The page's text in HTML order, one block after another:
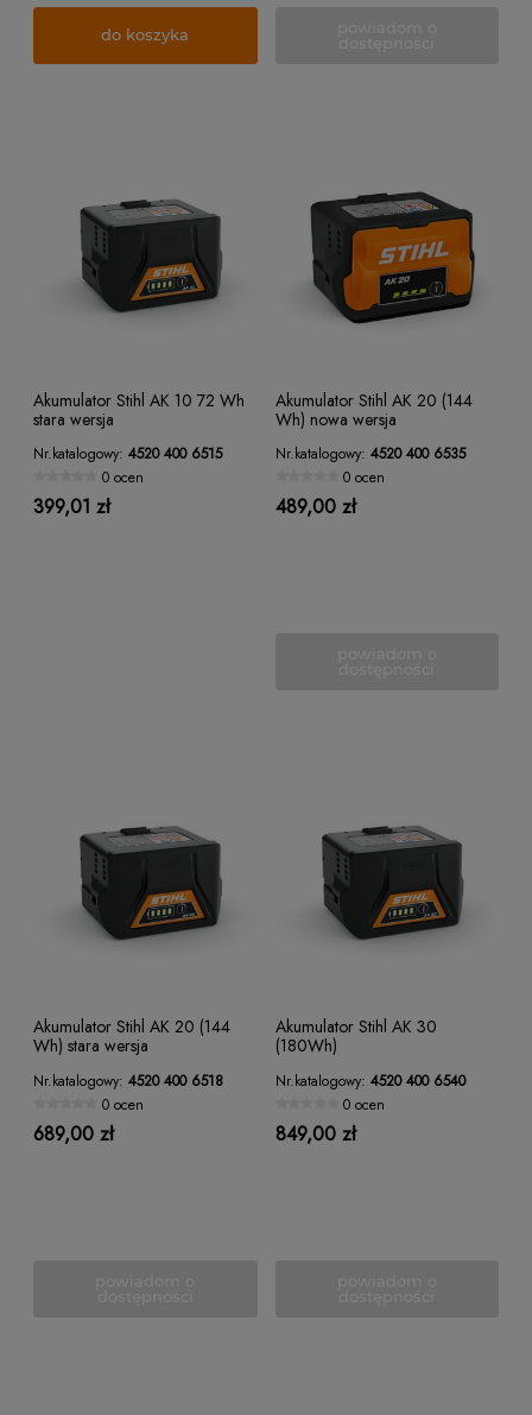
do koszyka
Akumulator Stihl AK 10 72 Wh
stara wersja
Nr.katalogowy: 4520 400 6515
0 ocen
399,01 zł
Akumulator Stihl AK 20 (144
Wh) nowa wersja
Nr.katalogowy: 4520 400 6535
0 ocen
489,00 zł
Akumulator Stihl AK 20 (144
Wh) stara wersja
Nr.katalogowy: 4520 400 6518
0 ocen
689,00 zł
Akumulator Stihl AK 30
(180Wh)
Nr.katalogowy: 4520 400 6540
0 ocen
849,00 zł